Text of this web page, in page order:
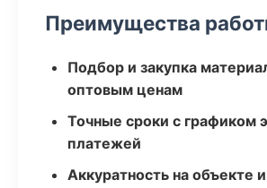
Преимущества
Подбор и закупка
оптовым ценам
Точные сроки с графиком
платежей
Аккуратность на объекте